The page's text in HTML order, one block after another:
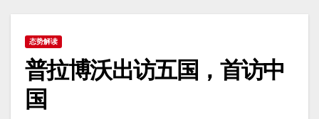
态势解读
普拉博沃出访五国，首访中
国